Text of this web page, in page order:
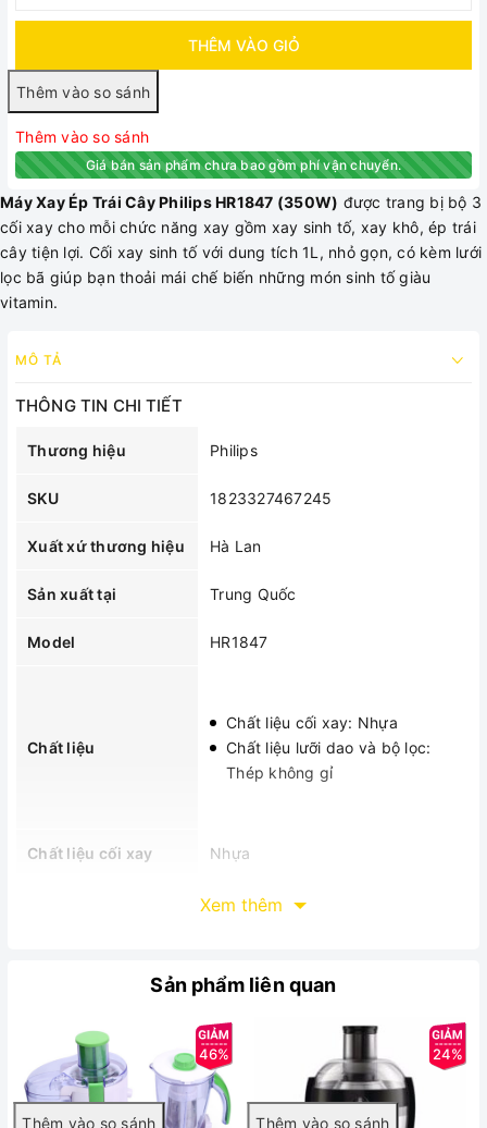
THÊM VÀO GIỎ
Thêm vào so sánh
Giá bán sản phẩm chưa bao gồm phí vận chuyển.
Máy Xay Ép Trái Cây Philips HR1847 (350W) được trang bị bộ 3
cối xay cho mỗi chức năng xay gồm xay sinh tố, xay khô, ép trái
cây tiện lợi. Cối xay sinh tố với dung tích 1L, nhỏ gọn, có kèm lưới
lọc bã giúp bạn thoải mái chế biến những món sinh tố giàu
vitamin.
MÔ TẢ
THÔNG TIN CHI TIẾT
Thương hiệu Philips
SKU 1823327467245
Xuất xứ thương hiệu Hà Lan
Sản xuất tại Trung Quốc
Model HR1847
Chất liệu
Chất liệu cối xay: Nhựa
Chất liệu lưỡi dao và bộ lọc:
Thép không gỉ
Chất liệu cối xay Nhựa
3
nhỏ 2: 0.1L
220V/50Hz
Công suất 350W
Loại máy ép trái cây Máy ép thường
Xem thêm
Sản phẩm liên quan
46% 24%